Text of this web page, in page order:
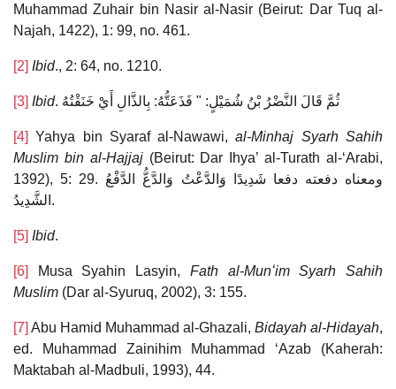
Muhammad Zuhair bin Nasir al-Nasir (Beirut: Dar Tuq al-
Najah, 1422), 1: 99, no. 461.
[2] Ibid., 2: 64, no. 1210.
[3] Ibid . ثُمَّ قَالَ النَّضْرُ بْنُ شُمَيْلٍ: " فَذَعَتُّهُ: بِالذَّالِ أَيْ خَنَقْتُهُ
[4] Yahya bin Syaraf al-Nawawi,al-Minhaj Syarh Sahih
Muslim bin al-Hajjaj (Beirut: Dar Ihya’ al-Turath al-ʻArabi,
1392), 5: 29. ومعناه دفعته دفعا شَدِيدًا وَالدَّعْتُ وَالدَّعُّ الدَّفْعُ
الشَّدِيدُ.
[5] Ibid.
[6] Musa Syahin Lasyin, Fath al-Munʻim Syarh Sahih
Muslim (Dar al-Syuruq, 2002), 3: 155.
[7] Abu Hamid Muhammad al-Ghazali, Bidayah al-Hidayah,
ed. Muhammad Zainihim Muhammad ‘Azab (Kaherah:
Maktabah al-Madbuli, 1993), 44.